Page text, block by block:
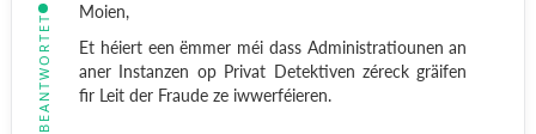
BEANTWORTET
Moien,
Et héiert een ëmmer méi dass Administratiounen an
aner Instanzen op Privat Detektiven zéreck gräifen
fir Leit der Fraude ze iwwerféieren.